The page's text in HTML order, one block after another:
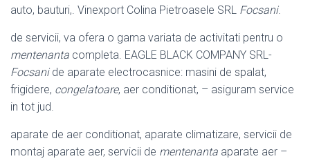
auto, bauturi,. Vinexport Colina Pietroasele SRL Focsani.
de servicii, va ofera o gama variata de activitati pentru o
mentenanta completa. EAGLE BLACK COMPANY SRL-
Focsanide aparate electrocasnice: masini de spalat,
frigidere, congelatoare, aer conditionat, – asiguram service
in tot jud.
aparate de aer conditionat, aparate climatizare, servicii de
montaj aparate aer, servicii de mentenanta aparate aer –